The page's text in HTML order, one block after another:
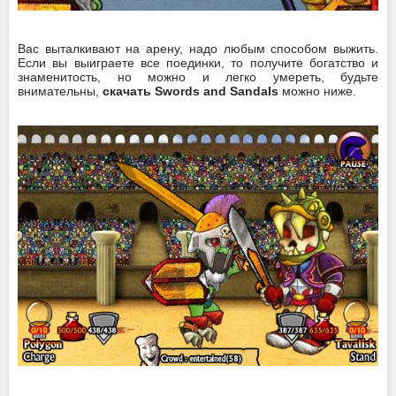
Вас выталкивают на арену, надо любым способом выжить.
Если вы выиграете все поединки, то получите богатство и
знаменитость, но можно и легко умереть, будьте
внимательны, скачать Swords and Sandals можно ниже.